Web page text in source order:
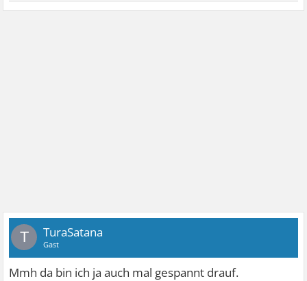
T TuraSatana
Gast
Mmh da bin ich ja auch mal gespannt drauf.